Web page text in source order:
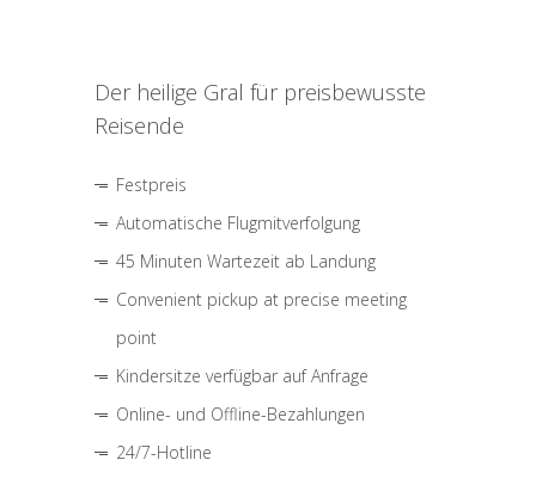
Der heilige Gral für preisbewusste
Reisende
Festpreis
Automatische Flugmitverfolgung
45 Minuten Wartezeit ab Landung
Convenient pickup at precise meeting
point
Kindersitze verfügbar auf Anfrage
Online- und Offline-Bezahlungen
24/7-Hotline